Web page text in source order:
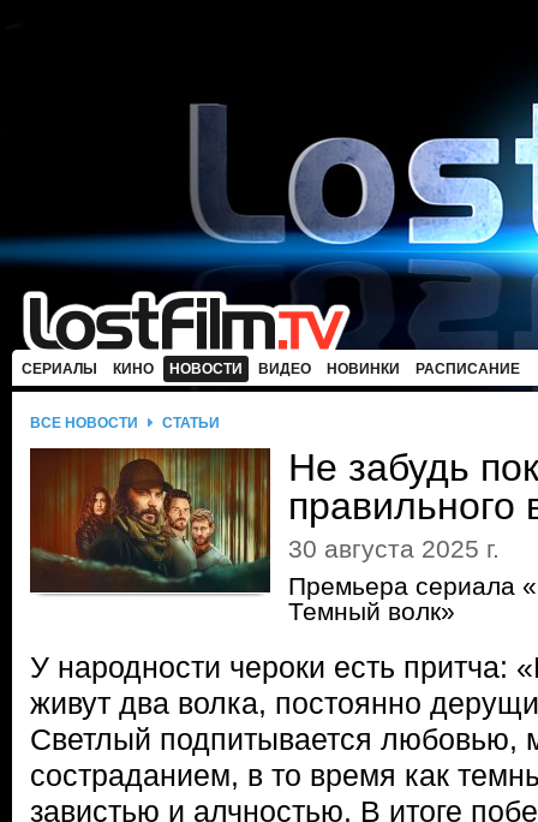
СЕРИАЛЫ КИНО НОВОСТИ ВИДЕО НОВИНКИ РАСПИСАНИЕ
ВСЕ НОВОСТИ СТАТЬИ
Не забудь
правильного
30 августа 2025 г.
Премьера сериала
Темный волк»
У народности чероки есть притча:
живут два волка, постоянно
Светлый подпитывается любовью,
состраданием, в то время как
завистью и алчностью. В итоге